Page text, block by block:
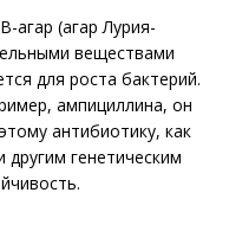
агар (агар Лурия-
веществами
для роста бактерий.
ампициллина, он
антибиотику, как
генетическим